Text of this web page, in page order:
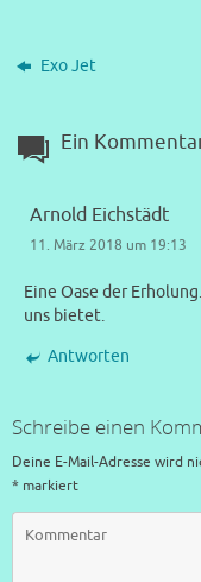
Exo Jet
Ein
Arnold Eichstädt
11. März 2018 um 19:13
Eine Oase der
uns bietet.
Antworten
Schreibe einen
Deine E-Mail-Adresse wird
* markiert